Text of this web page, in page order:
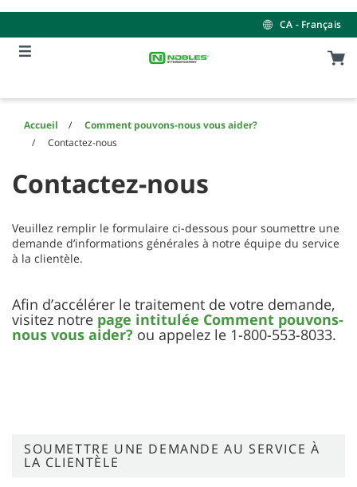
content
navigation
menu
CA - Français
Accueil
Comment pouvons-nous vous aider?
Contactez-nous
Contactez-nous
Veuillez remplir le formulaire ci-dessous pour soumettre une
demande d’informations générales à notre équipe du service
à la clientèle.
Afin d’accélérer le traitement de votre demande,
visitez notre page intitulée Comment pouvons-
nous vous aider? ou appelez le 1-800-553-8033.
SOUMETTRE UNE DEMANDE AU SERVICE À
LA CLIENTÈLE